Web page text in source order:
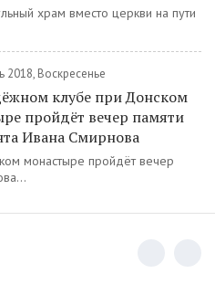
храм вместо церкви на пути
2018, Воскресенье
клубе при Донском
пройдёт вечер памяти
Ивана Смирнова
монастыре пройдёт вечер